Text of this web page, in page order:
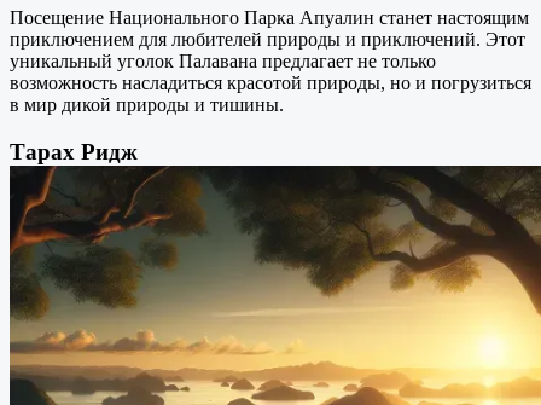
Посещение Национального Парка Апуалин станет настоящим
приключением для любителей природы и приключений. Этот
уникальный уголок Палавана предлагает не только
возможность насладиться красотой природы, но и погрузиться
в мир дикой природы и тишины.
Тарах Ридж